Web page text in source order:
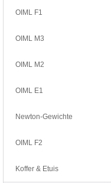
OIML F1
OIML M3
OIML M2
OIML E1
Newton-Gewichte
OIML F2
Koffer & Etuis